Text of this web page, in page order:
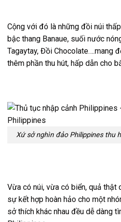
Cộng với đó là những đồi núi
bậc thang Banaue, suối nước
Tagaytay, Đồi Chocolate….mang
thêm phần thu hút, hấp dẫn cho
Xứ sở nghìn đảo Philippines thu
Vừa có núi, vừa có biển, quả thật
sự kết hợp hoàn hảo cho một
sở thích khác nhau đều dễ dàng